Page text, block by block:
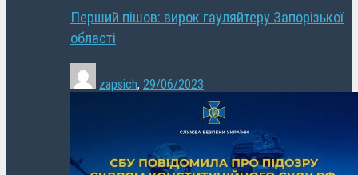
Перший пішов: вирок гауляйтеру Запорізької
області
zapsich, 29/06/2023